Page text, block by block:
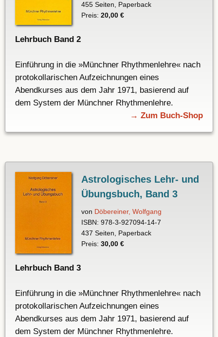
455 Seiten, Paperback
Preis: 20,00 €
Lehrbuch Band 2
Einführung in die »Münchner Rhythmenlehre« nach
protokollarischen Aufzeichnungen eines
Abendkurses aus dem Jahr 1971, basierend auf
dem System der Münchner Rhythmenlehre.
→ Zum Buch-Shop
Astrologisches Lehr- und
Übungsbuch, Band 3
von Döbereiner, Wolfgang
ISBN: 978-3-927094-14-7
437 Seiten, Paperback
Preis: 30,00 €
Lehrbuch Band 3
Einführung in die »Münchner Rhythmenlehre« nach
protokollarischen Aufzeichnungen eines
Abendkurses aus dem Jahr 1971, basierend auf
dem System der Münchner Rhythmenlehre.